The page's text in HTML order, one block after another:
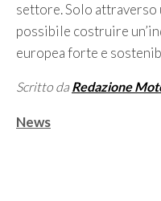
settore. Solo attraverso
possibile costruire
europea forte e
Scritto da Redazione
Categorie
News